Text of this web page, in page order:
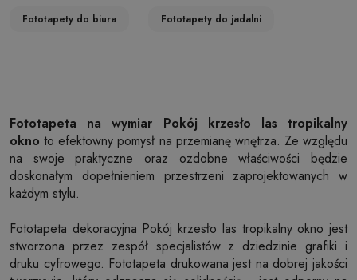
Fototapety do biura Fototapety do jadalni
Fototapeta na wymiar Pokój krzesło las tropikalny
okno to efektowny pomysł na przemianę wnętrza. Ze względu
na swoje praktyczne oraz ozdobne właściwości będzie
doskonałym dopełnieniem przestrzeni zaprojektowanych w
każdym stylu.
Fototapeta dekoracyjna Pokój krzesło las tropikalny okno jest
stworzona przez zespół specjalistów z dziedzinie grafiki i
druku cyfrowego. Fototapeta drukowana jest na dobrej jakości